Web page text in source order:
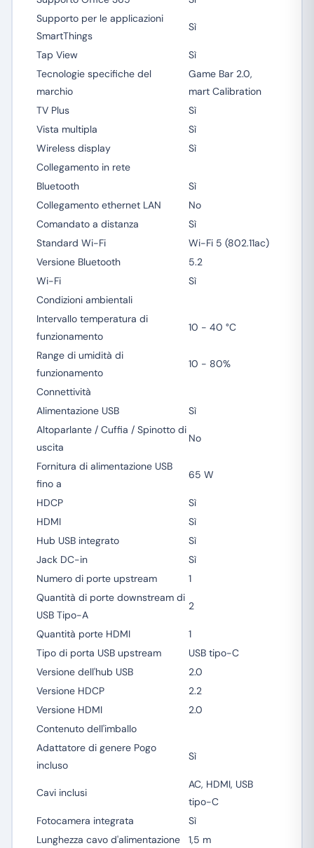
Supporto per le applicazioni
SmartThings
Sì
Tap View
Sì
Tecnologie specifiche del
marchio
Game Bar 2.0,
mart Calibration
TV Plus
Sì
Vista multipla
Sì
Wireless display
Sì
Collegamento in rete
Bluetooth
Sì
Collegamento ethernet LAN
No
Comandato a distanza
Sì
Standard Wi-Fi
Wi-Fi 5 (802.11ac)
Versione Bluetooth
5.2
Wi-Fi
Sì
Condizioni ambientali
Intervallo temperatura di
funzionamento
10 - 40 °C
Range di umidità di
funzionamento
10 - 80%
Connettività
Alimentazione USB
Sì
Altoparlante / Cuffia / Spinotto di
uscita
No
Fornitura di alimentazione USB
fino a
65 W
HDCP
Sì
HDMI
Sì
Hub USB integrato
Sì
Jack DC-in
Sì
Numero di porte upstream
1
Quantità di porte downstream di
USB Tipo-A
2
Quantità porte HDMI
1
Tipo di porta USB upstream
USB tipo-C
Versione dell'hub USB
2.0
Versione HDCP
2.2
Versione HDMI
2.0
Contenuto dell'imballo
Adattatore di genere Pogo
incluso
Sì
Cavi inclusi
AC, HDMI, USB
tipo-C
Fotocamera integrata
Sì
Lunghezza cavo d'alimentazione
1,5 m